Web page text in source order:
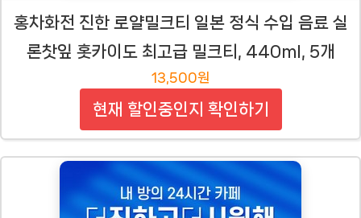
홍차화전 진한 로얄밀크티 일본 정식 수입 음료 실
론찻잎 홋카이도 최고급 밀크티, 440ml, 5개
13,500원
현재 할인중인지 확인하기